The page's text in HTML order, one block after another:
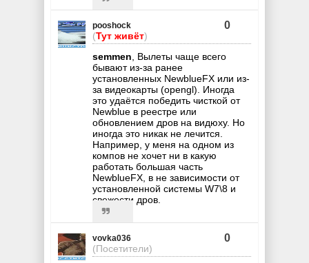
pooshock
(Тут живёт)
0
semmen, Вылеты чаще всего
бывают из-за ранее
установленных NewblueFX или из-
за видеокарты (opengl). Иногда
это удаётся победить чисткой от
Newblue в реестре или
обновлением дров на видюху. Но
иногда это никак не лечится.
Например, у меня на одном из
компов не хочет ни в какую
работать большая часть
NewblueFX, в не зависимости от
установленной системы W7\8 и
свежести дров.
vovka036
(Посетители)
0